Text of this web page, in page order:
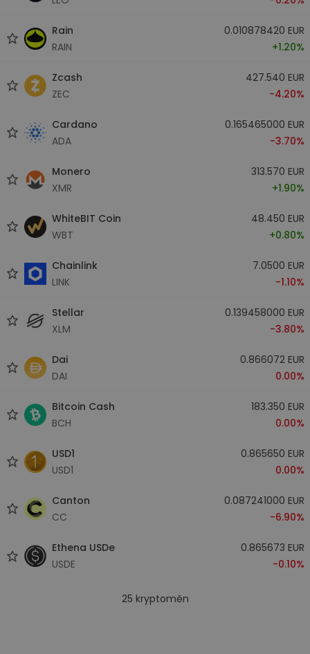
Rain
RAIN
0.010878420 EUR
+1.20%
Zcash
ZEC
427.540 EUR
-4.20%
Cardano
ADA
0.165465000 EUR
-3.70%
Monero
XMR
313.570 EUR
+1.90%
WhiteBIT Coin
WBT
48.450 EUR
+0.80%
Chainlink
LINK
7.0500 EUR
-1.10%
Stellar
XLM
0.139458000 EUR
-3.80%
Dai
DAI
0.866072 EUR
0.00%
Bitcoin Cash
BCH
183.350 EUR
0.00%
USD1
USD1
0.865650 EUR
0.00%
Canton
CC
0.087241000 EUR
-6.90%
Ethena USDe
USDE
0.865673 EUR
-0.10%
25 kryptoměn